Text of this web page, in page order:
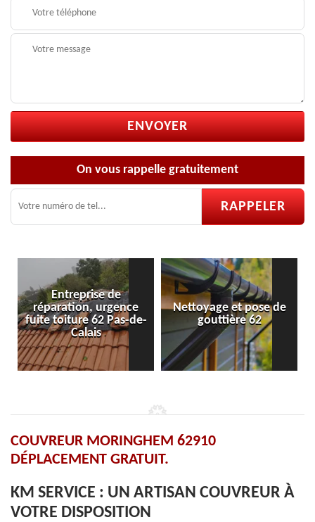
On vous rappelle gratuitement
Entreprise de
urgence
toiture 62 Pas-de-
Calais
Nettoyage et pose de
gouttière 62
Pose
COUVREUR MORINGHEM 62910
DÉPLACEMENT GRATUIT.
KM SERVICE : UN ARTISAN COUVREUR À
VOTRE DISPOSITION